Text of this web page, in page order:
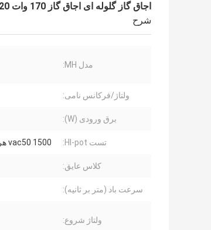
اجاق گاز گلوله ای اجاق گاز 170 وات 120 ولت AC تعویض فن کوره دمنده احتراقی
شرح
مدل MH:
ولتاژ/فرکانس نامی:
برق ورودی (W):
تست HI-pot: 1500 vac50 هرتز، 1 مگاپیکسل، 1 ثانیه
کلاس عایق:
سرعت باد (متر بر ثانیه):
ولتاژ شروع: